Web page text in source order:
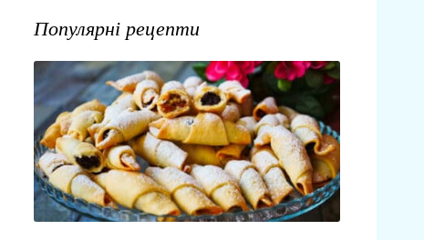
Популярні рецепти